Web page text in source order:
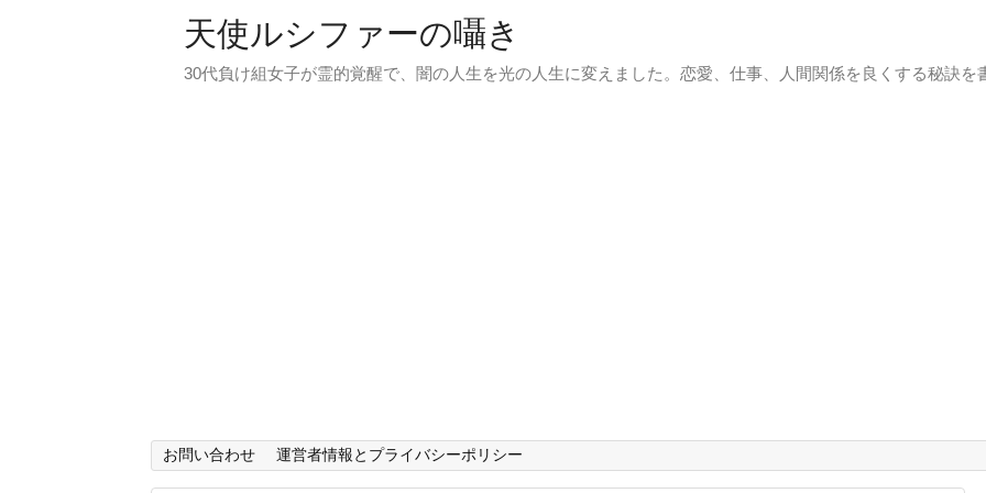
天使ルシファーの囁き
30代負け組女子が霊的覚醒で、闇の人生を光の人生に変えました。恋愛、仕事、人間関係を良くする秘訣を
お問い合わせ 運営者情報とプライバシーポリシー